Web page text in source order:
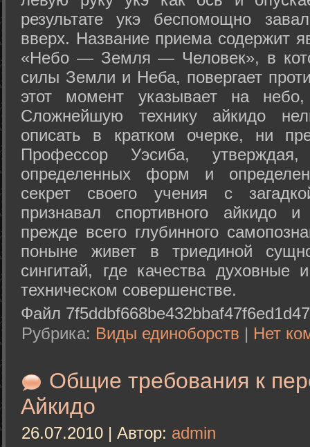
результате укэ беспомощно
вверх. Название приема содержит
«Небо — Земля — Человек», в
силы Земли и Неба, повергает
этот момент указывает на
Сложнейшую технику айкидо
описать в кратком очерке, ни
Профессор Уэсиба,
определенных форм и
секрет своего учения с
признавал спортивного айкидо
прежде всего глубинного
поныне живет в триединой
сингитай, где качества духовные
техническом совершенстве.
Файл
Рубрика: Виды единоборств | Нет
Общие требования к
Айкидо
26.07.2010 | Автор: admin